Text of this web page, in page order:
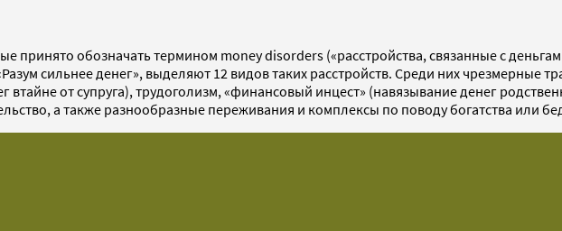
принято обозначать термином money disorders («расстройства, связанные с
сильнее денег», выделяют 12 видов таких расстройств. Среди них чрезмерные
втайне от супруга), трудоголизм, «финансовый инцест» (навязывание денег
а также разнообразные переживания и комплексы по поводу богатства или